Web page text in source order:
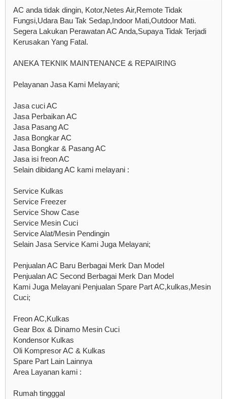
AC anda tidak dingin, Kotor,Netes Air,Remote Tidak
Fungsi,Udara Bau Tak Sedap,Indoor Mati,Outdoor Mati.
Segera Lakukan Perawatan AC Anda,Supaya Tidak Terjadi
Kerusakan Yang Fatal.
ANEKA TEKNIK MAINTENANCE & REPAIRING
Pelayanan Jasa Kami Melayani;
Jasa cuci AC
Jasa Perbaikan AC
Jasa Pasang AC
Jasa Bongkar AC
Jasa Bongkar & Pasang AC
Jasa isi freon AC
Selain dibidang AC kami melayani :
Service Kulkas
Service Freezer
Service Show Case
Service Mesin Cuci
Service Alat/Mesin Pendingin
Selain Jasa Service Kami Juga Melayani;
Penjualan AC Baru Berbagai Merk Dan Model
Penjualan AC Second Berbagai Merk Dan Model
Kami Juga Melayani Penjualan Spare Part AC,kulkas,Mesin
Cuci;
Freon AC,Kulkas
Gear Box & Dinamo Mesin Cuci
Kondensor Kulkas
Oli Kompresor AC & Kulkas
Spare Part Lain Lainnya
Area Layanan kami :
Rumah tingggal